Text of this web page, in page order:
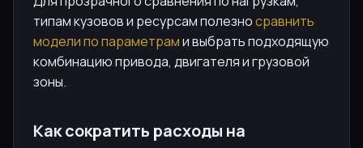
типам кузовов и ресурсам полезносравнить
модели по параметрами выбрать подходящую
комбинацию привода, двигателя и грузовой
зоны.
Как сократить расходы на